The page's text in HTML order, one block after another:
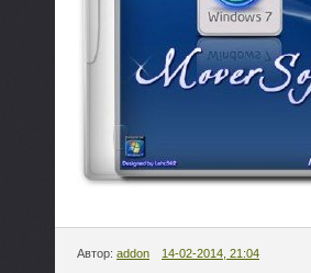
Автор: addon 14-02-2014, 21:04